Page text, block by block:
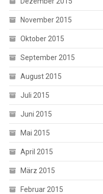
November 2015
Oktober 2015
September 2015
August 2015
Juli 2015
Juni 2015
Mai 2015
April 2015
März 2015
Februar 2015